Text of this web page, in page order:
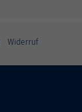
Widerruf